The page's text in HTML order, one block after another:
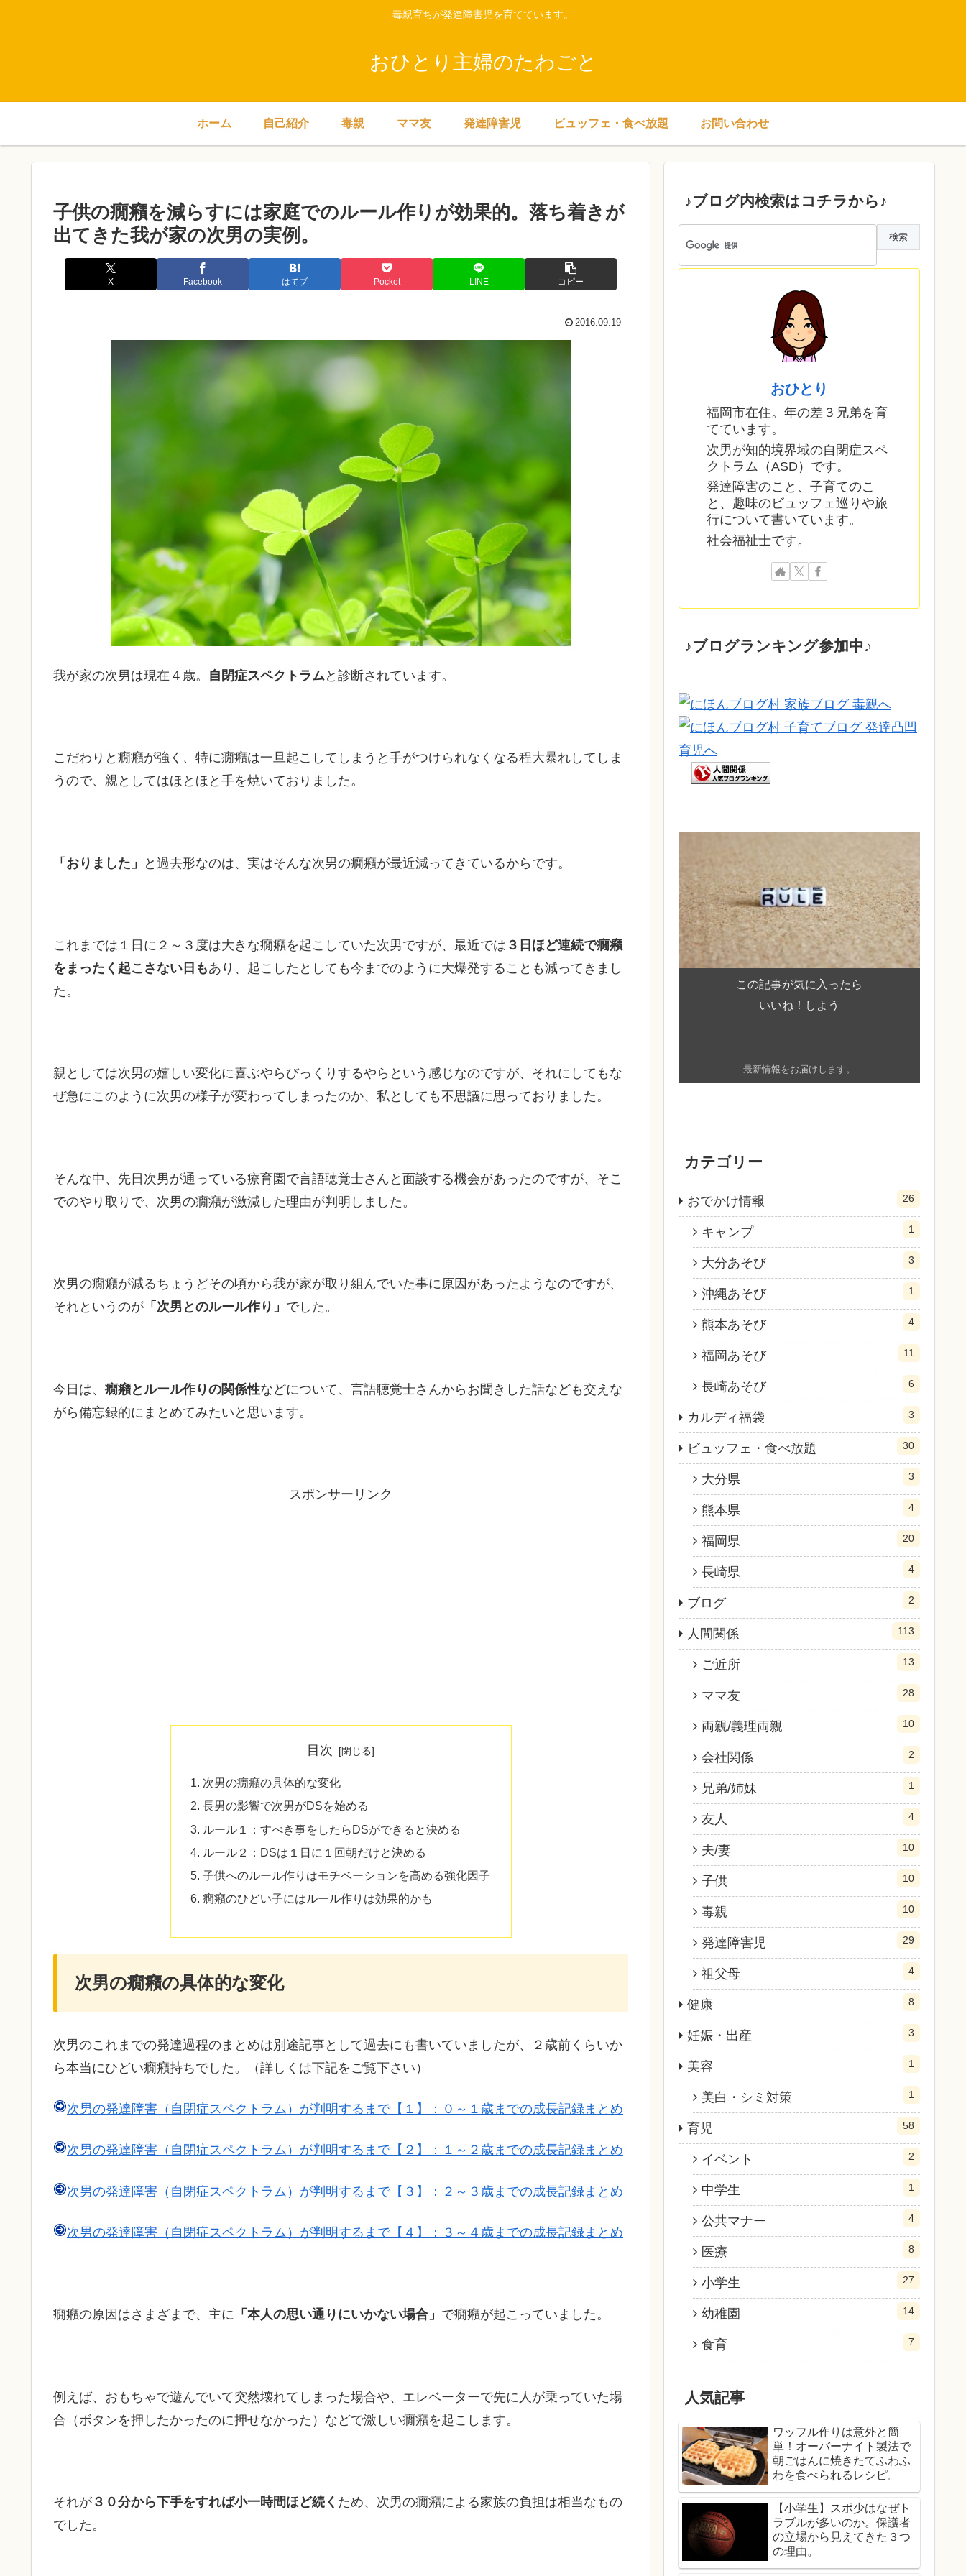
毒親育ちが発達障害児を育てています。
おひとり主婦のたわごと
ホーム 自己紹介 毒親 ママ友 発達障害児 ビュッフェ・食べ放題 お問い合わせ
子供の癇癪を減らすには家庭でのルール作りが効果的。落ち着きが
出てきた我が家の次男の実例。
X Facebook はてブ Pocket LINE コピー
2016.09.19
我が家の次男は現在４歳。 自閉症スペクトラム と診断されています。
こだわりと癇癪が強く、特に癇癪は一旦起こしてしまうと手がつけられなくなる程大暴れしてしま
うので、親としてはほとほと手を焼いておりました。
「おりました」 と過去形なのは、実はそんな次男の癇癪が最近減ってきているからです。
これまでは１日に２～３度は大きな癇癪を起こしていた次男ですが、最近では ３日ほど連続で癇癪
をまったく起こさない日もあり、起こしたとしても今までのように大爆発することも減ってきまし
た。
親としては次男の嬉しい変化に喜ぶやらびっくりするやらという感じなのですが、それにしてもな
ぜ急にこのように次男の様子が変わってしまったのか、私としても不思議に思っておりました。
そんな中、先日次男が通っている療育園で言語聴覚士さんと面談する機会があったのですが、そこ
でのやり取りで、次男の癇癪が激減した理由が判明しました。
次男の癇癪が減るちょうどその頃から我が家が取り組んでいた事に原因があったようなのですが、
それというのが 「次男とのルール作り」 でした。
今日は、癇癪とルール作りの関係性などについて、言語聴覚士さんからお聞きした話なども交えな
がら備忘録的にまとめてみたいと思います。
スポンサーリンク
目次
次男の癇癪の具体的な変化
長男の影響で次男がDSを始める
ルール１：すべき事をしたらDSができると決める
ルール２：DSは１日に１回朝だけと決める
子供へのルール作りはモチベーションを高める強化因子
癇癪のひどい子にはルール作りは効果的かも
次男の癇癪の具体的な変化
次男のこれまでの発達過程のまとめは別途記事として過去にも書いていましたが、２歳前くらいか
ら本当にひどい癇癪持ちでした。（詳しくは下記をご覧下さい）
次男の発達障害（自閉症スペクトラム）が判明するまで【１】：０～１歳までの成長記録まとめ
次男の発達障害（自閉症スペクトラム）が判明するまで【２】：１～２歳までの成長記録まとめ
次男の発達障害（自閉症スペクトラム）が判明するまで【３】：２～３歳までの成長記録まとめ
次男の発達障害（自閉症スペクトラム）が判明するまで【４】：３～４歳までの成長記録まとめ
癇癪の原因はさまざまで、主に 「本人の思い通りにいかない場合」 で癇癪が起こっていました。
例えば、おもちゃで遊んでいて突然壊れてしまった場合や、エレベーターで先に人が乗っていた場
合（ボタンを押したかったのに押せなかった）などで激しい癇癪を起こします。
それが ３０分から下手をすれば小一時間ほど続く ため、次男の癇癪による家族の負担は相当なもの
でした。
♪ブログ内検索はコチラから♪
おひとり
福岡市在住。年の差３兄弟を育
てています。
次男が知的境界域の自閉症スペ
クトラム（ASD）です。
発達障害のこと、子育てのこ
と、趣味のビュッフェ巡りや旅
行について書いています。
社会福祉士です。
♪ブログランキング参加中♪
この記事が気に入ったら
いいね！しよう
最新情報をお届けします。
カテゴリー
おでかけ情報 26
キャンプ 1
大分あそび 3
沖縄あそび 1
熊本あそび 4
福岡あそび 11
長崎あそび 6
カルディ福袋 3
ビュッフェ・食べ放題 30
大分県 3
熊本県 4
福岡県 20
長崎県 4
ブログ 2
人間関係 113
ご近所 13
ママ友 28
両親/義理両親 10
会社関係 2
兄弟/姉妹 1
友人 4
夫/妻 10
子供 10
毒親 10
発達障害児 29
祖父母 4
健康 8
妊娠・出産 3
美容 1
美白・シミ対策 1
育児 58
イベント 2
中学生 1
公共マナー 4
医療 8
小学生 27
幼稚園 14
食育 7
人気記事
ワッフル作りは意外と簡
単！オーバーナイト製法で
朝ごはんに焼きたてふわふ
わを食べられるレシピ。
【小学生】スポ少はなぜト
ラブルが多いのか。保護者
の立場から見えてきた３つ
の理由。